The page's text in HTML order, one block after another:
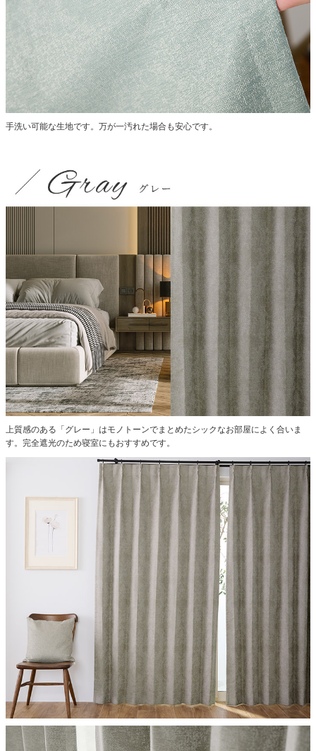
手洗い可能な生地です。万が一汚れた場合も安心です。
上質感のある「グレー」はモノトーンでまとめたシックなお部屋によく合いま
す。完全遮光のため寝室にもおすすめです。